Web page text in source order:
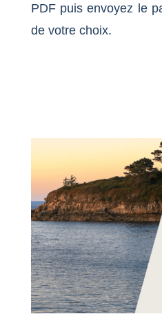
PDF puis envoyez le
de votre choix.